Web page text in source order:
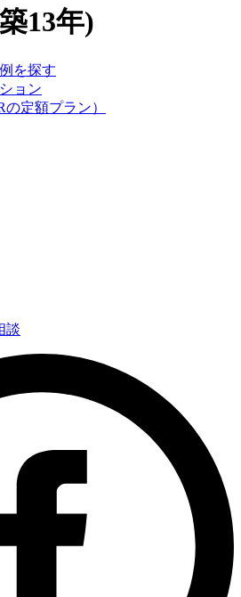
13年)
を探す
ョン
の定額プラン）
談